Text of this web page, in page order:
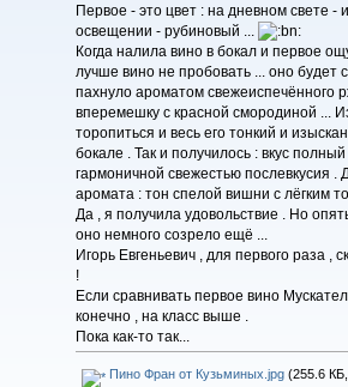
Первое - это цвет : на дневном свете -
освещении - рубиновый ...
Когда налила вино в бокал и первое
лучше вино не пробовать ... оно будет
пахнуло ароматом свежеиспечённого
вперемешку с красной смородиной ...
торопиться и весь его тонкий и
бокале . Так и получилось : вкус
гармоничной свежестью послевкусия
аромата : тон спелой вишни с лёгким
Да , я получила удовольствие . Но
оно немного созрело ещё ...
Игорь Евгеньевич , для первого раза ,
!
Если сравнивать первое вино
конечно , на класс выше .
Пока как-то так...
Пино Фран от Кузьминых.jpg(255.6 КБ,